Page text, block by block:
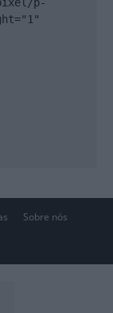
Sobre nós